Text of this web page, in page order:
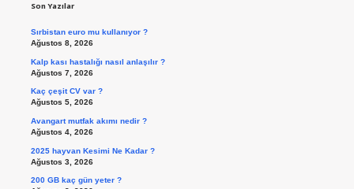
Son Yazılar
Sırbistan euro mu kullanıyor ?
Ağustos 8, 2026
Kalp kası hastalığı nasıl anlaşılır ?
Ağustos 7, 2026
Kaç çeşit CV var ?
Ağustos 5, 2026
Avangart mutfak akımı nedir ?
Ağustos 4, 2026
2025 hayvan Kesimi Ne Kadar ?
Ağustos 3, 2026
200 GB kaç gün yeter ?